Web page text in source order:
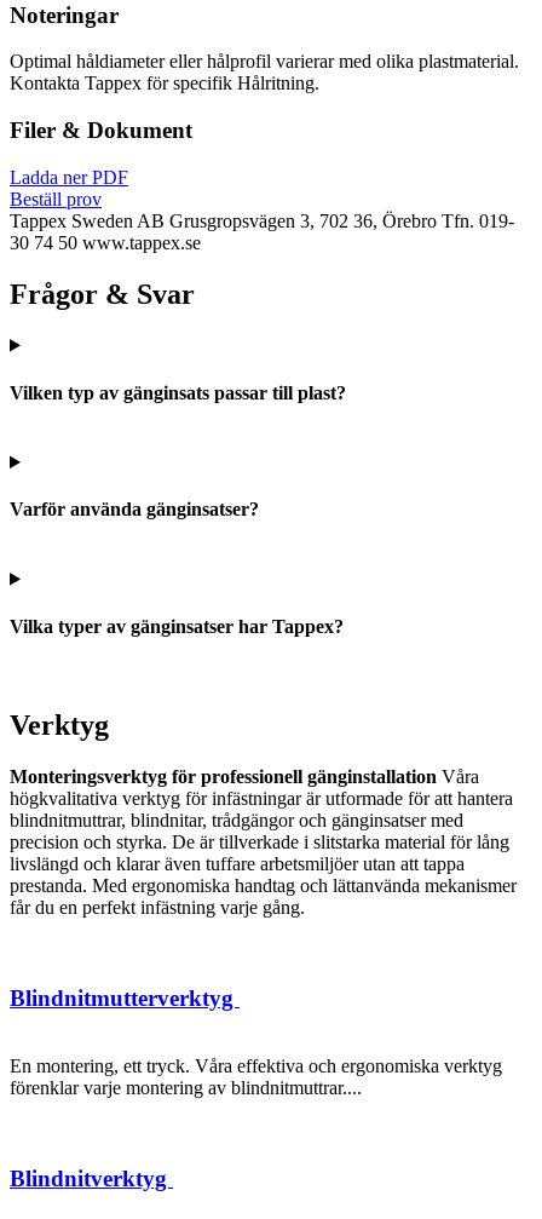
Noteringar
Optimal håldiameter eller hålprofil varierar med olika plastmaterial.
Kontakta Tappex för specifik Hålritning.
Filer & Dokument
Ladda ner PDF
Beställ prov
Tappex Sweden AB Grusgropsvägen 3, 702 36, Örebro Tfn. 019-
30 74 50 www.tappex.se
Frågor & Svar
Vilken typ av gänginsats passar till plast?
Varför använda gänginsatser?
Vilka typer av gänginsatser har Tappex?
Verktyg
Monteringsverktyg för professionell gänginstallation Våra
högkvalitativa verktyg för infästningar är utformade för att hantera
blindnitmuttrar, blindnitar, trådgängor och gänginsatser med
precision och styrka. De är tillverkade i slitstarka material för lång
livslängd och klarar även tuffare arbetsmiljöer utan att tappa
prestanda. Med ergonomiska handtag och lättanvända mekanismer
får du en perfekt infästning varje gång.
Blindnitmutterverktyg
En montering, ett tryck. Våra effektiva och ergonomiska verktyg
förenklar varje montering av blindnitmuttrar....
Blindnitverktyg